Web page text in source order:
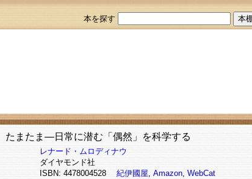
本を探す
たまたま―日常に潜む「偶然」を科学する
レナード・ムロディナウ
ダイヤモンド社
ISBN: 4478004528 紀伊國屋, Amazon, WebCat